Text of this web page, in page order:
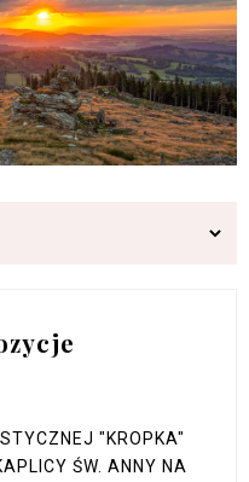
"KROPKA"
ŚW. ANNY NA